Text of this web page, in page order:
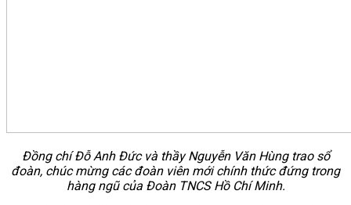
Đồng chí Đỗ Anh Đức và thầy Nguyễn Văn Hùng trao sổ
đoàn, chúc mừng các đoàn viên mới chính thức đứng trong
hàng ngũ của Đoàn TNCS Hồ Chí Minh.